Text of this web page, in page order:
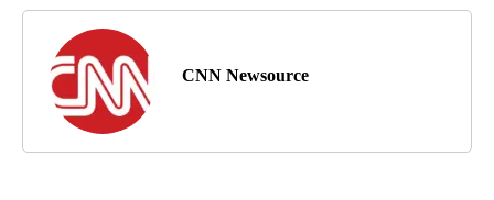
CNN Newsource